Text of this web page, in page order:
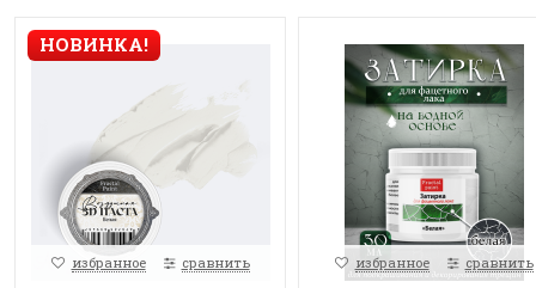
НОВИНКА!
избранное сравнить избранное сравнить